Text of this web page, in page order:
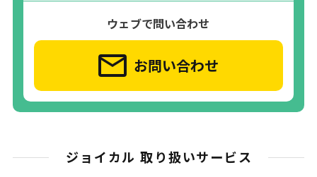
ウェブで問い合わせ
お問い合わせ
ジョイカル 取り扱いサービス